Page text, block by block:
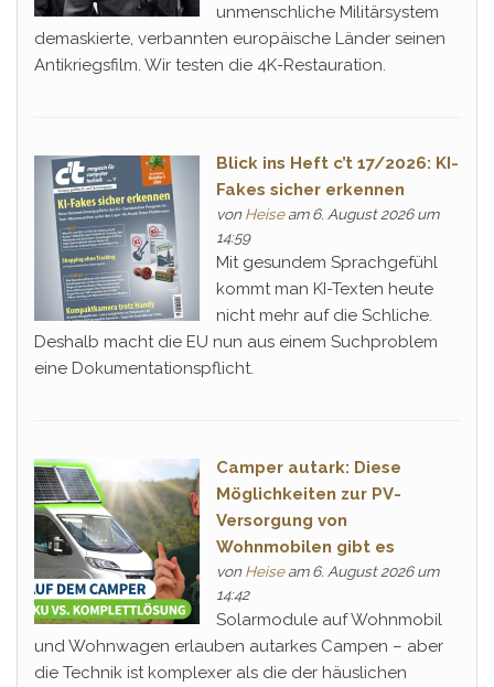
unmenschliche Militärsystem
demaskierte, verbannten europäische Länder seinen
Antikriegsfilm. Wir testen die 4K-Restauration.
Blick ins Heft c’t 17/2026: KI-
Fakes sicher erkennen
von Heiseam 6. August 2026 um
14:59
Mit gesundem Sprachgefühl
kommt man KI-Texten heute
nicht mehr auf die Schliche.
Deshalb macht die EU nun aus einem Suchproblem
eine Dokumentationspflicht.
Camper autark: Diese
Möglichkeiten zur PV-
Versorgung von
Wohnmobilen gibt es
von Heiseam 6. August 2026 um
14:42
Solarmodule auf Wohnmobil
und Wohnwagen erlauben autarkes Campen – aber
die Technik ist komplexer als die der häuslichen